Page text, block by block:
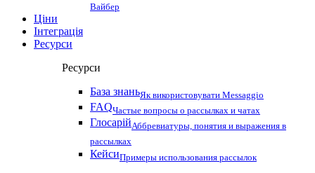
Вайбер
Ціни
Інтеграція
Ресурси
Ресурси
База знаньЯк використовувати Messaggio
FAQЧастые вопросы о рассылках и чатах
ГлосарійАббревиатуры, понятия и выражения в
рассылках
КейсиПримеры использования рассылок